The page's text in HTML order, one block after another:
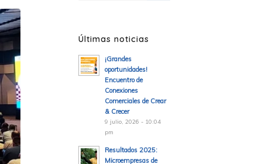
Últimas noticias
¡Grandes
oportunidades!
Encuentro de
Conexiones
Comerciales de Crear
& Crecer
9 julio, 2026 - 10:04
pm
Resultados 2025:
Microempresas de